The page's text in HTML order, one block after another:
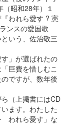
昭和28年）１
われら愛す ? 憲
ンスの愛国歌
いう、佐治敬三
」が選ばれたの
巨費を惜しむこ
ですが、数年後
（上掲書にはCD
ます。わたした
われら愛す」な